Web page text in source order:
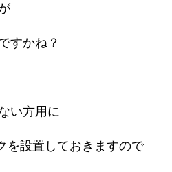
すかね？
い方用に
を設置しておきますので